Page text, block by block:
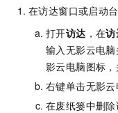
在访达窗口或启动台
打开访达 ，在
输入 无影云电脑
影云电脑图标
右键单击无影云
在废纸篓中删除